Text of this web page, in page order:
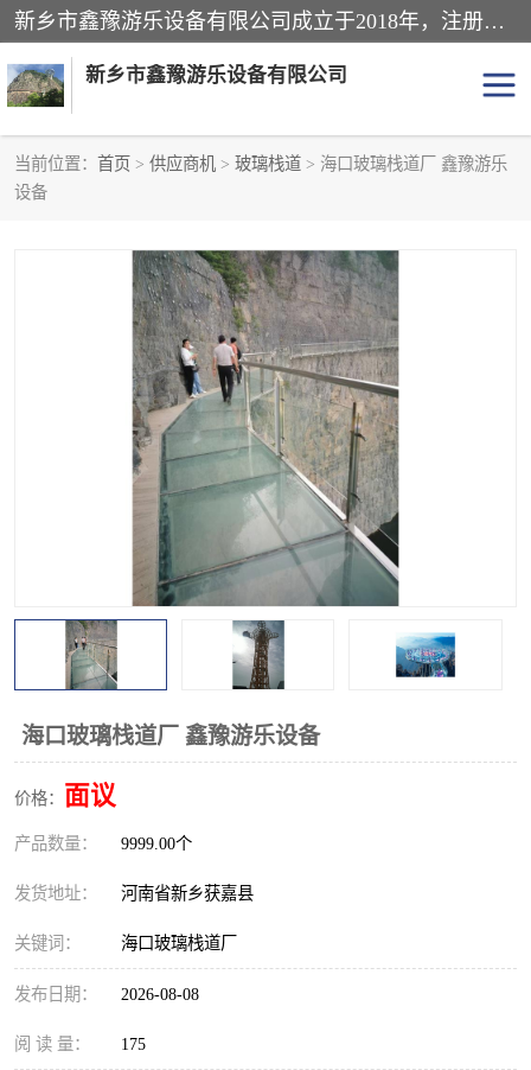
新乡市鑫豫游乐设备有限公司成立于2018年，注册地位于河南省。经营范围包括游乐设备、滑索、滑道、空中自行车、吊桥、拓展器材、攀岩器材、趣桥、悬崖秋千、网红桥、儿童乐园设备、水上乐园设备、丛林穿越设备、音乐呐喊设备、轨道滑车、栈道、玻璃滑道、观景平台、景观包装的设计、制造、销售、安装、维修，景区策划服务。
新乡市鑫豫游乐设备有限公司
当前位置： 首页 > 供应商机 > 玻璃栈道 > 海口玻璃栈道厂 鑫豫游乐
设备
海口玻璃栈道厂 鑫豫游乐设备
价格： 面议
产品数量： 9999.00个
发货地址： 河南省新乡获嘉县
关键词： 海口玻璃栈道厂
发布日期： 2026-08-08
阅 读 量： 175
游乐设备
儿童乐园设备
水上乐园设备
攀岩器材
空中自行车
玻璃滑道
网红桥
丛林穿越设备
音乐呐喊设备
玻璃栈道